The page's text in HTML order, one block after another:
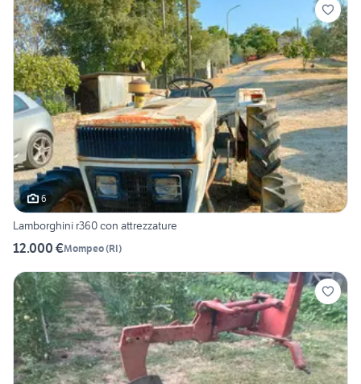
6
Lamborghini r360 con attrezzature
12.000 €Mompeo(RI)